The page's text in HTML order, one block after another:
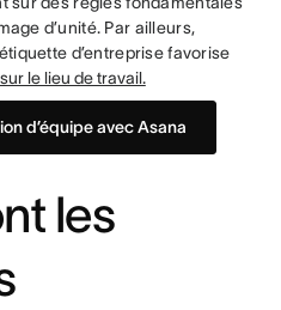
d’unité. Par ailleurs,
d’entreprise favorise
le lieu de travail.
d’équipe avec Asana
les